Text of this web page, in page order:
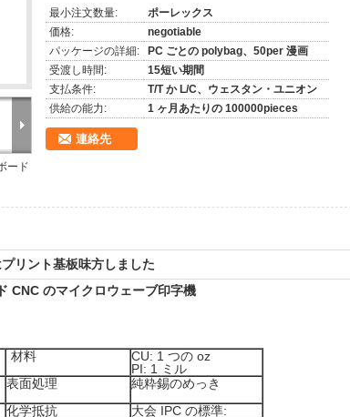
ード
最小注文数量:
ポーレックス
価格:
negotiable
パッケージの詳細:
PC ごとの polybag、50per 漫画
受渡し時間:
15短い期間
支払条件:
T/T か L/C、ウェスタン・ユニオン
供給の能力:
1 ヶ月あたりの 100000pieces
連絡先
リント基板味方しました
CNC のマイクロウェーブ印字機
材料
CU: 1 つの oz
PI: 1 ミル
表面処理
純粋錫のめっき
化学抵抗
大会 IPC の標準: